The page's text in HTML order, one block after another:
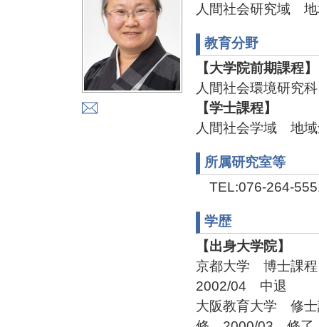
人間社会研究域
教育分野
【大学院前期課程】
人間社会環境研究
【学士課程】
人間社会学域 地
所属研究室等
TEL:076-264-
学歴
【出身大学院】
京都大学 博士課
2002/04 中退
大阪教育大学 修